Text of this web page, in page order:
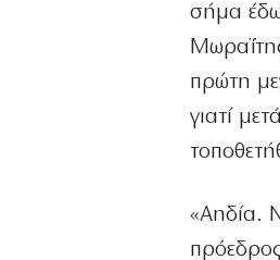
σήμα
πρώτη
γιατί
«Αηδία.